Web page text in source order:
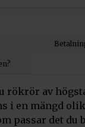
rökrör av
i en mängd
passar det du